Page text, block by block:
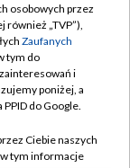
osobowych przez
również „TVP”),
Zaufanych
tym do
i
poniżej, a
do Google.
Ciebie naszych
tym informacje